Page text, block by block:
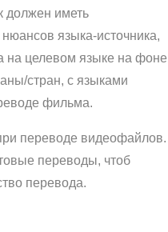
должен иметь
языка-источника,
на целевом языке на фоне
стран, с языками
фильма.
переводе видеофайлов.
переводы, чтоб
перевода.